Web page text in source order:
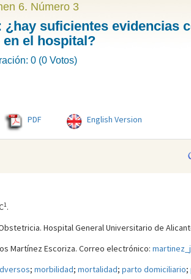
6. Número 3
suficientes evidencias
el hospital?
0 (0 Votos)
PDF English Version
1.
Hospital General Universitario de
Martínez Escoriza. Correo electrónico:
; morbilidad; mortalidad; parto domiciliario;